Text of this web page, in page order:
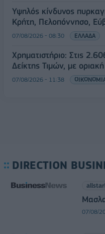
Υψηλός κίνδυνος
Κρήτη, Πελοπόννησο,
07/08/2026 - 08:30 ΕΛΛΑΔΑ
Χρηματιστήριο: Στις
Δείκτης Τιμών, με
07/08/2026 - 11:38
DIRECTION
07/08/